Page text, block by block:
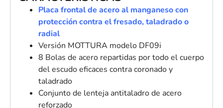
Placa frontal de acero al manganeso con
protección contra el fresado, taladrado o
radial
Versión MOTTURA modelo DF09i
8 Bolas de acero repartidas por todo el cuerpo
del escudo eficaces contra coronado y
taladrado
Conjunto de lenteja antitaladro de acero
reforzado